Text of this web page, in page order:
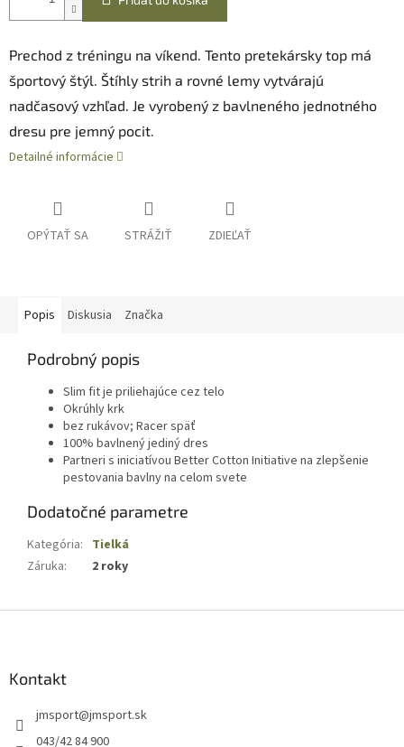
Prechod z tréningu na víkend. Tento pretekársky top má
športový štýl. Štíhly strih a rovné lemy vytvárajú
nadčasový vzhľad. Je vyrobený z bavlneného jednotného
dresu pre jemný pocit.
Detailné informácie
OPÝTAŤ SA STRÁŽIŤ ZDIEĽAŤ
Popis Diskusia Značka
Podrobný popis
Slim fit je priliehajúce cez telo
Okrúhly krk
bez rukávov; Racer späť
100% bavlnený jediný dres
Partneri s iniciatívou Better Cotton Initiative na zlepšenie
pestovania bavlny na celom svete
Dodatočné parametre
Kategória: Tielká
Záruka: 2 roky
Kontakt
jmsport@jmsport.sk
043/42 84 900